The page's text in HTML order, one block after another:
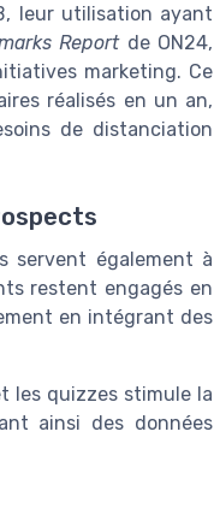
leur utilisation ayant
Reportde ON24,
marketing. Ce
réalisés en un an,
de distanciation
servent également à
restent engagés en
en intégrant des
les quizzes stimule la
ainsi des données